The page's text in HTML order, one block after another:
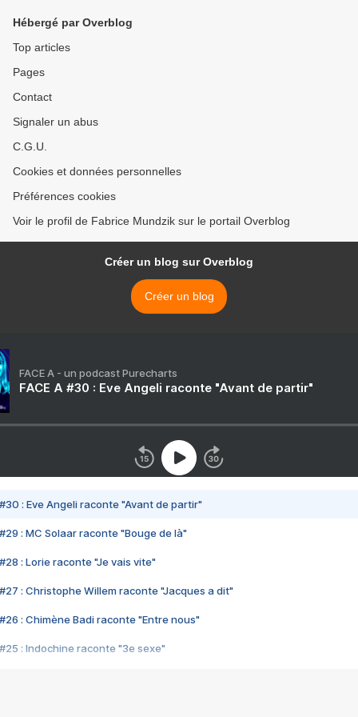
Hébergé par Overblog
Top articles
Pages
Contact
Signaler un abus
C.G.U.
Cookies et données personnelles
Préférences cookies
Voir le profil de Fabrice Mundzik sur le portail Overblog
Créer un blog sur Overblog
Créer un blog
FACE A - un podcast Purecharts
FACE A #30 : Eve Angeli raconte "Avant de partir"
#30 : Eve Angeli raconte "Avant de partir"
#29 : MC Solaar raconte "Bouge de là"
#28 : Lorie raconte "Je vais vite"
#27 : Christophe Willem raconte "Jacques a dit"
#26 : Chimène Badi raconte "Entre nous"
#25 : Indochine raconte "3e sexe"